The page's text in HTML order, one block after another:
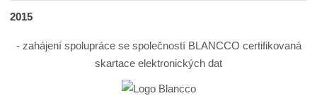
2015
- zahájení spolupráce se společností BLANCCO certifikovaná
skartace elektronických dat